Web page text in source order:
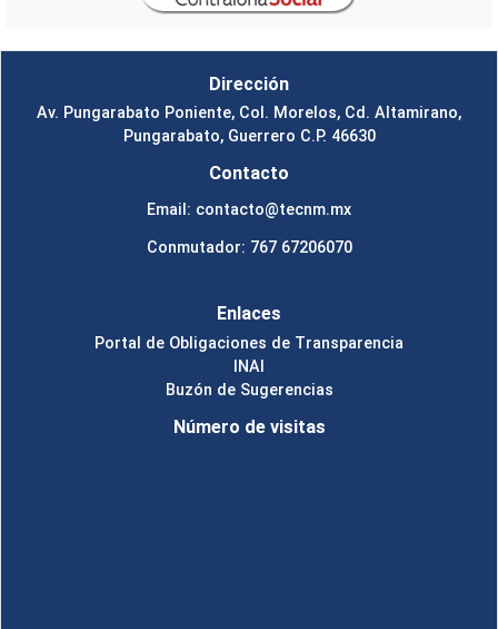
Dirección
Av. Pungarabato Poniente, Col. Morelos, Cd. Altamirano,
Pungarabato, Guerrero C.P. 46630
Contacto
Email: contacto@tecnm.mx
Conmutador: 767 67206070
Enlaces
Portal de Obligaciones de Transparencia
INAI
Buzón de Sugerencias
Número de visitas